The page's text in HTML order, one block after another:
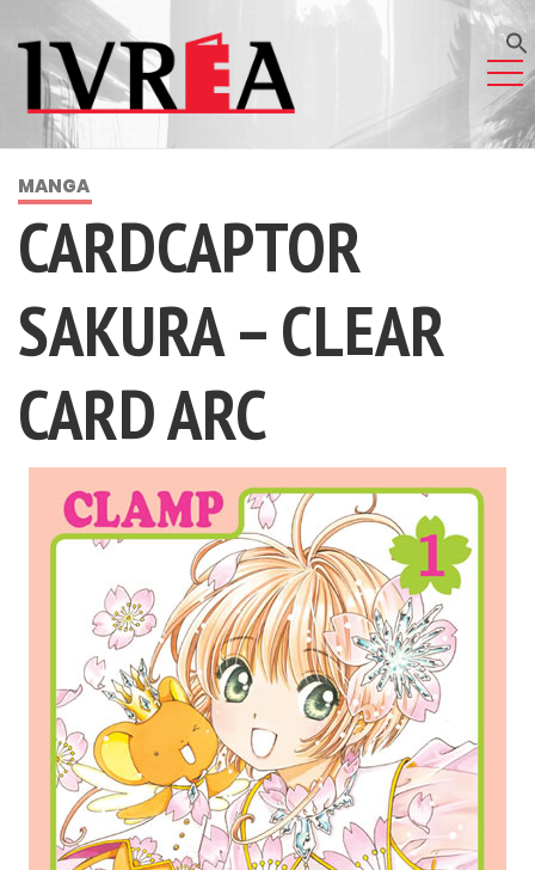
MANGA
CARDCAPTOR
SAKURA – CLEAR
CARD ARC